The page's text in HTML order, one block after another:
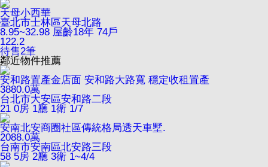
天母小西華
臺北市士林區天母北路
8.95~32.98 屋齡18年 74戶
122.2
待售2筆
鄰近物件推薦
安和路置產金店面 安和路大路寬 穩定收租置產
3880.0萬
台北市大安區安和路二段
21 0房 1廳 1衛 1/7
安南北安商圈社區傳統格局透天車墅.
2088.0萬
台南市安南區北安路三段
58 5房 2廳 3衛 1~4/4